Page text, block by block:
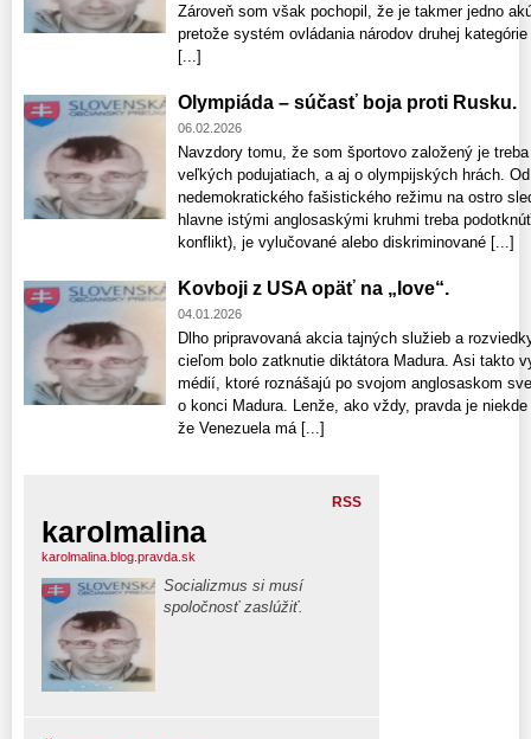
Zároveň som však pochopil, že je takmer jedno
pretože systém ovládania národov druhej
[...]
Olympiáda – súčasť boja proti Rusku.
06.02.2026
Navzdory tomu, že som športovo založený je
veľkých podujatiach, a aj o olympijských hrách.
nedemokratického fašistického režimu na ostro
hlavne istými anglosaskými kruhmi treba
konflikt), je vylučované alebo diskriminované [...]
Kovboji z USA opäť na „love“.
04.01.2026
Dlho pripravovaná akcia tajných služieb a
cieľom bolo zatknutie diktátora Madura. Asi takto
médií, ktoré roznášajú po svojom anglosaskom
o konci Madura. Lenže, ako vždy, pravda je
že Venezuela má [...]
RSS
karolmalina
karolmalina.blog.pravda.sk
Socializmus si musí
spoločnosť zaslúžiť.